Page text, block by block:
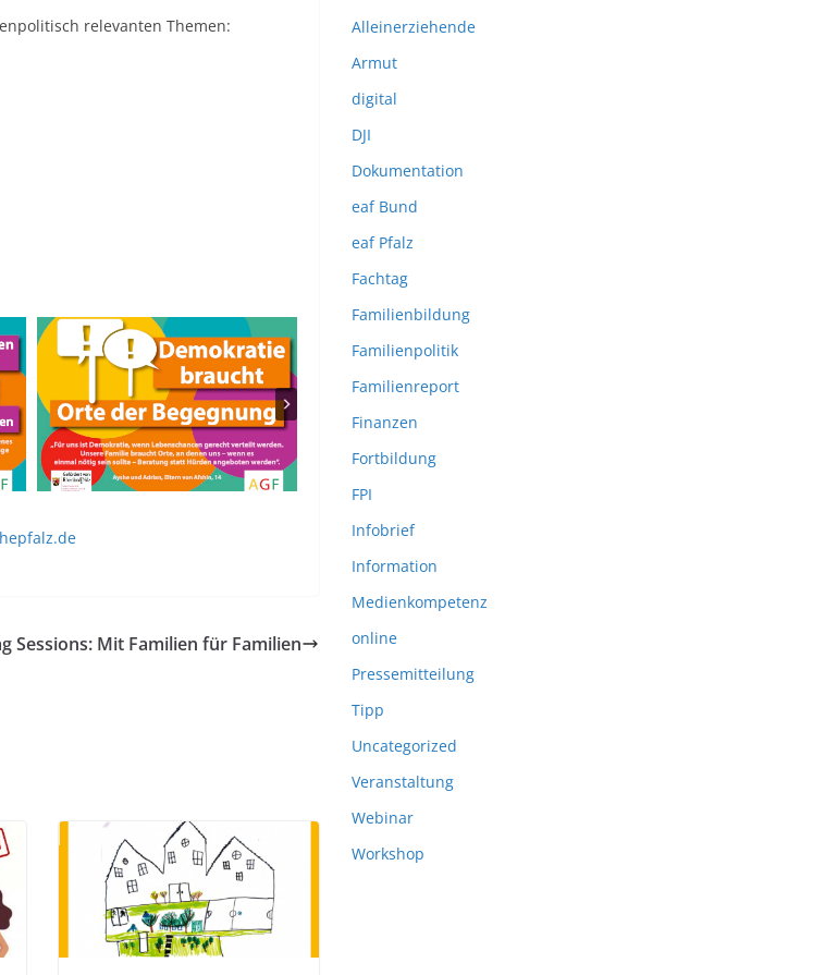
relevanten Themen:
Sessions: Mit Familien für Familien
Alleinerziehende
Armut
digital
DJI
Dokumentation
eaf Bund
eaf Pfalz
Fachtag
Familienbildung
Familienpolitik
Familienreport
Finanzen
Fortbildung
FPI
Infobrief
Information
Medienkompetenz
online
Pressemitteilung
Tipp
Uncategorized
Veranstaltung
Webinar
Workshop